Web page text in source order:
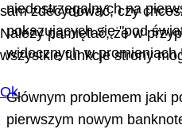
niedostrzegalnych na
pokazujących się "pod
widocznych w
Głównym problemem jaki
pierwszym nowym
sam zdecydować, czy
Należy pamiętać, że w
wszystkie funkcje strony
Ok